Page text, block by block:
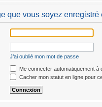
que vous soyez
J’ai oublié mon mot de passe
Me connecter automatiquement à
Cacher mon statut en ligne pour